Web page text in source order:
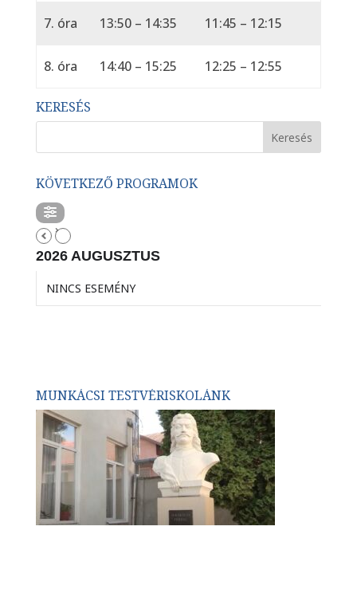
7. óra 13:50 – 14:35 11:45 – 12:15
8. óra 14:40 – 15:25 12:25 – 12:55
KERESÉS
KÖVETKEZŐ PROGRAMOK
2026 AUGUSZTUS
NINCS ESEMÉNY
MUNKÁCSI TESTVÉRISKOLÁNK